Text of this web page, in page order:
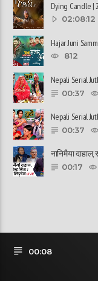
Dying Candle |
02:08:12
Hajar Juni
812
Nepali Serial
00:37
Nepali Serial
00:37
नानिमैया दाहाल,
00:17
00:08